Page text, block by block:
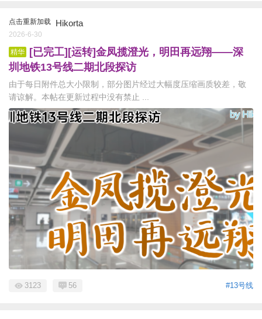
点击重新加载 Hikorta
2026-6-30
精华
[已完工][运转]金凤揽澄光，明田再远翔——深
圳地铁13号线二期北段探访
由于每日附件总大小限制，部分图片经过大幅度压缩画质较差，敬
请谅解。本帖在更新过程中没有禁止 ...
#13号线
3123 56